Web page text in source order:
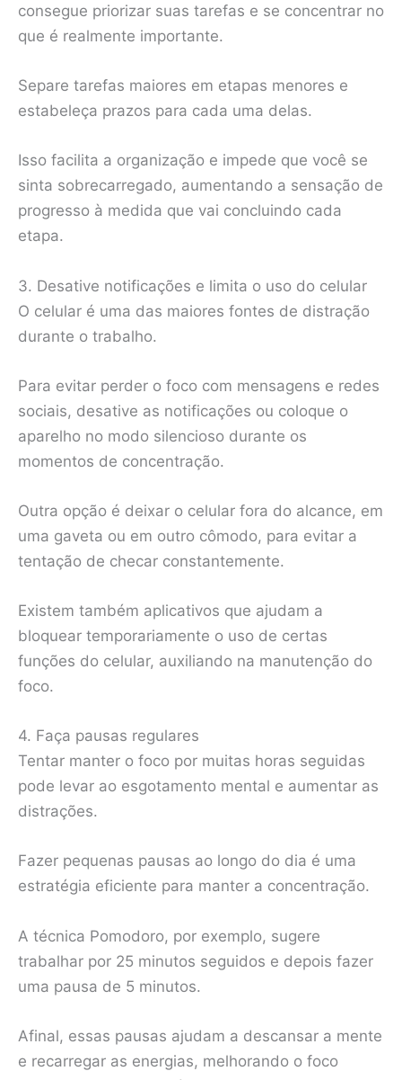
consegue priorizar suas tarefas e se concentrar no
que é realmente importante.
Separe tarefas maiores em etapas menores e
estabeleça prazos para cada uma delas.
Isso facilita a organização e impede que você se
sinta sobrecarregado, aumentando a sensação de
progresso à medida que vai concluindo cada
etapa.
3. Desative notificações e limita o uso do celular
O celular é uma das maiores fontes de distração
durante o trabalho.
Para evitar perder o foco com mensagens e redes
sociais, desative as notificações ou coloque o
aparelho no modo silencioso durante os
momentos de concentração.
Outra opção é deixar o celular fora do alcance, em
uma gaveta ou em outro cômodo, para evitar a
tentação de checar constantemente.
Existem também aplicativos que ajudam a
bloquear temporariamente o uso de certas
funções do celular, auxiliando na manutenção do
foco.
4. Faça pausas regulares
Tentar manter o foco por muitas horas seguidas
pode levar ao esgotamento mental e aumentar as
distrações.
Fazer pequenas pausas ao longo do dia é uma
estratégia eficiente para manter a concentração.
A técnica Pomodoro, por exemplo, sugere
trabalhar por 25 minutos seguidos e depois fazer
uma pausa de 5 minutos.
Afinal, essas pausas ajudam a descansar a mente
e recarregar as energias, melhorando o foco